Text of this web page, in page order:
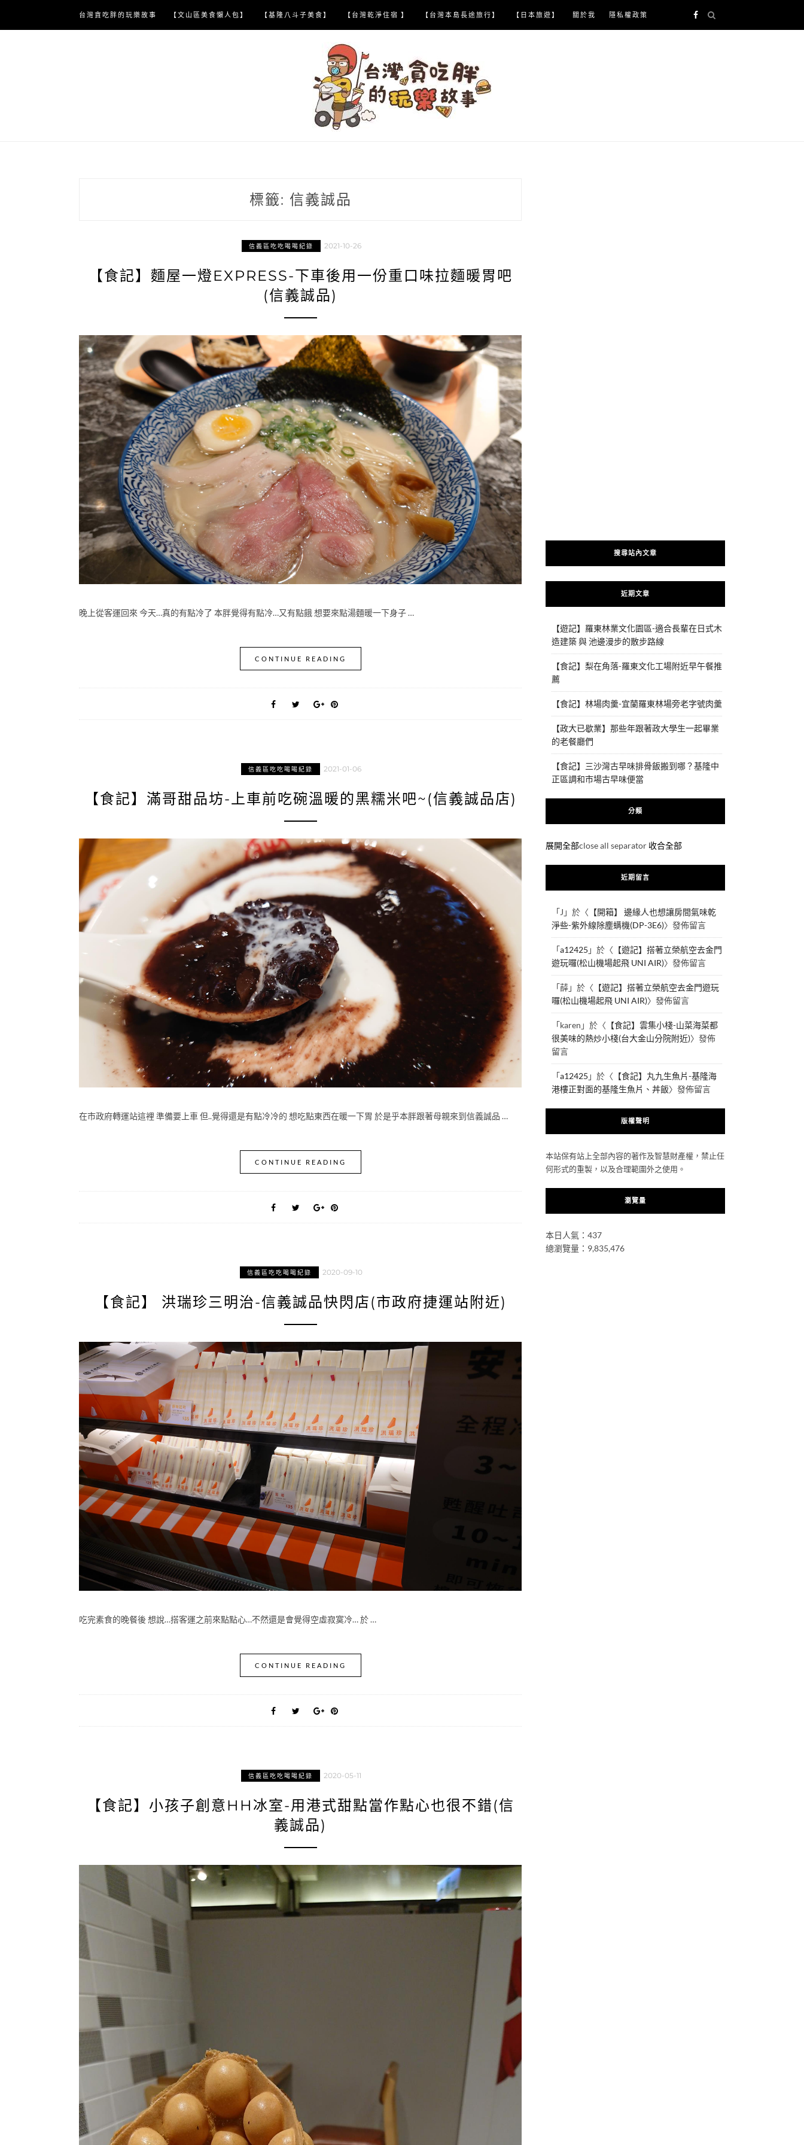
content
台灣貪吃胖的玩樂故事 【文山區美食懶人包】 【基隆八斗子美食】 【台灣乾淨住宿 】 【台灣本島長途旅行】 【日本旅遊】 關於我 隱私權政策
標籤: 信義誠品
信義區吃吃喝喝紀錄 2021-10-26
【食記】麵屋一燈EXPRESS-下車後用一份重口味拉麵暖胃吧
(信義誠品)
晚上從客運回來 今天…真的有點冷了 本胖覺得有點冷…又有點餓 想要來點湯麵暖一下身子 …
CONTINUE READING
信義區吃吃喝喝紀錄 2021-01-06
【食記】滿哥甜品坊-上車前吃碗溫暖的黑糯米吧~(信義誠品店)
在市政府轉運站這裡 準備要上車 但..覺得還是有點冷冷的 想吃點東西在暖一下胃 於是乎本胖跟著母親來到信義誠品 …
CONTINUE READING
信義區吃吃喝喝紀錄 2020-09-10
【食記】 洪瑞珍三明治-信義誠品快閃店(市政府捷運站附近)
吃完素食的晚餐後 想說…搭客運之前來點點心…不然還是會覺得空虛寂寞冷… 於 …
CONTINUE READING
信義區吃吃喝喝紀錄 2020-05-11
【食記】小孩子創意HH冰室-用港式甜點當作點心也很不錯(信
義誠品)
搜尋站內文章
近期文章
【遊記】羅東林業文化園區-適合長輩在日式木
造建築 與 池邊漫步的散步路線
【食記】梨在角落-羅東文化工場附近早午餐推
薦
【食記】林場肉羹-宜蘭羅東林場旁老字號肉羹
【政大已歇業】那些年跟著政大學生一起畢業
的老餐廳們
【食記】三沙灣古早味排骨飯搬到哪？基隆中
正區調和市場古早味便當
分類
展開全部close all separator 收合全部
近期留言
「J 」於〈 【開箱】 邊緣人也想讓房間氣味乾
淨些-紫外線除塵螨機(DP-3E6)〉發佈留言
「a12425 」於〈 【遊記】搭著立榮航空去金門
遊玩囉(松山機場起飛 UNI AIR)〉發佈留言
「薛」於〈 【遊記】搭著立榮航空去金門遊玩
囉(松山機場起飛 UNI AIR)〉發佈留言
「karen 」於〈 【食記】雲集小棧-山菜海菜都
很美味的熱炒小棧(台大金山分院附近)〉發佈
留言
「a12425 」於〈 【食記】丸九生魚片-基隆海
港樓正對面的基隆生魚片、丼飯〉發佈留言
版權聲明
本站保有站上全部內容的著作及智慧財產權，禁止任
何形式的重製，以及合理範圍外之使用。
瀏覽量
本日人氣：437
總瀏覽量：9,835,476